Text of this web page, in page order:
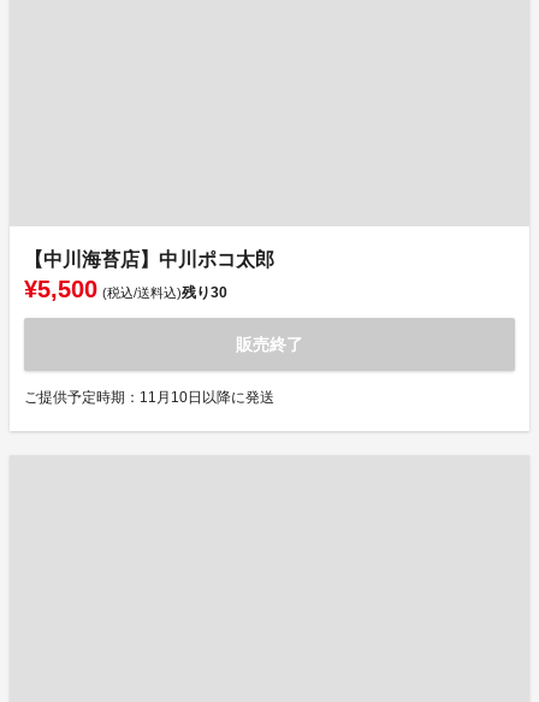
【中川海苔店】中川ポコ太郎
¥5,500 (税込/送料込)残り30
販売終了
ご提供予定時期：11月10日以降に発送